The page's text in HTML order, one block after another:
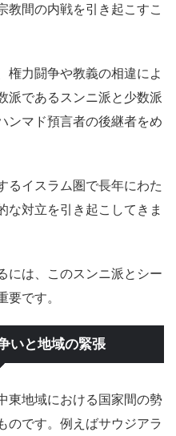
教間の内戦を引き起こすこ
権力闘争や教義の相違によ
派であるスンニ派と少数派
ンマド預言者の後継者をめ
るイスラム圏で長年にわた
な対立を引き起こしてきま
には、このスンニ派とシー
です。
いと地域の緊張
東地域における国家間の勢
のです。例えばサウジアラ